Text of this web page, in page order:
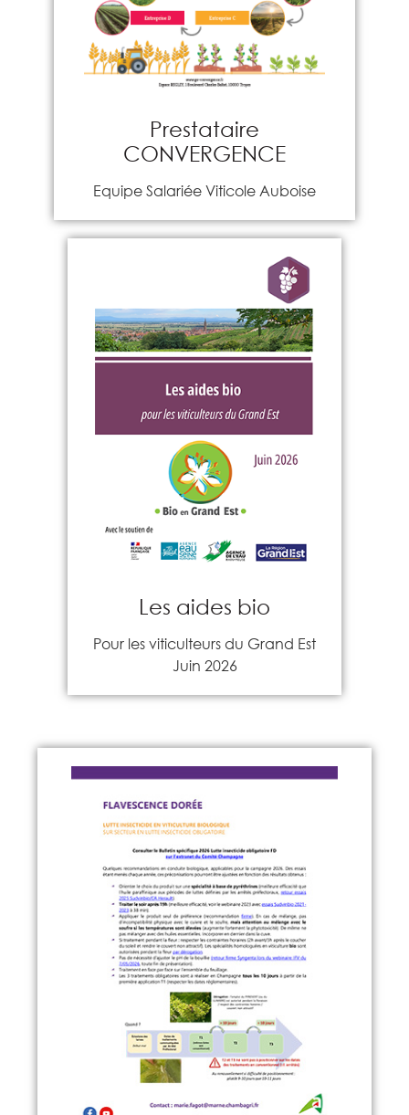
Prestataire
CONVERGENCE
Equipe Salariée Viticole Auboise
Les aides bio
Pour les viticulteurs du Grand Est
Juin 2026